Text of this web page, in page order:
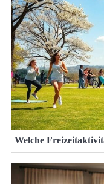
Welche